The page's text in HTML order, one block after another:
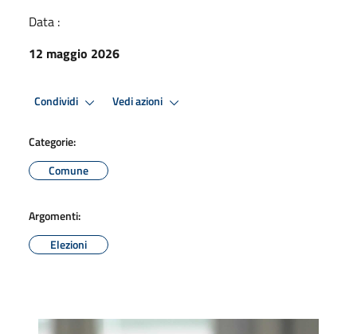
Data :
12 maggio 2026
Condividi Vedi azioni
Categorie:
Comune
Argomenti:
Elezioni